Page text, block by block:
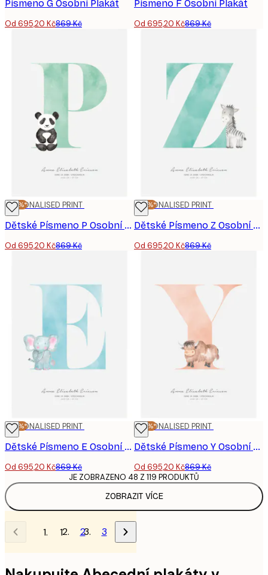
Písmeno G Osobní Plakát
Od 695,20 Kč869 Kč
Písmeno F Osobní Plakát
Od 695,20 Kč869 Kč
-20%*
PERSONALISED PRINT
Dětské Písmeno P Osobní Plakát
Od 695,20 Kč869 Kč
-20%*
PERSONALISED PRINT
Dětské Písmeno Z Osobní Plakát
Od 695,20 Kč869 Kč
-20%*
PERSONALISED PRINT
Dětské Písmeno E Osobní Plakát
Od 695,20 Kč869 Kč
-20%*
PERSONALISED PRINT
Dětské Písmeno Y Osobní Plakát
Od 695,20 Kč869 Kč
ZOBRAZIT VÍCE
JE ZOBRAZENO 48 Z 119 PRODUKTŮ
1 2 3